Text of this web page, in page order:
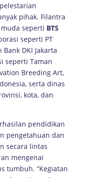
pihak. Filantra
seperti BTS
seperti PT
DKI Jakarta
seperti Taman
Breeding Art,
serta dinas
kota, dan
pendidikan
pengetahuan dan
secara lintas
mengenai
tumbuh. “Kegiatan